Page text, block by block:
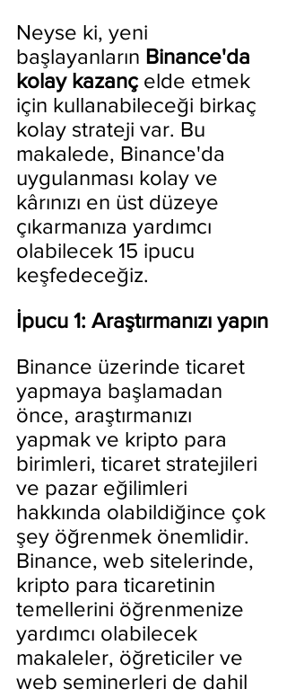
Neyse ki, yeni
başlayanların Binance'da
kolay kazanç elde etmek
için kullanabileceği birkaç
kolay strateji var. Bu
makalede, Binance'da
uygulanması kolay ve
kârınızı en üst düzeye
çıkarmanıza yardımcı
olabilecek 15 ipucu
keşfedeceğiz.
İpucu 1: Araştırmanızı yapın
Binance üzerinde ticaret
yapmaya başlamadan
önce, araştırmanızı
yapmak ve kripto para
birimleri, ticaret stratejileri
ve pazar eğilimleri
hakkında olabildiğince çok
şey öğrenmek önemlidir.
Binance, web sitelerinde,
kripto para ticaretinin
temellerini öğrenmenize
yardımcı olabilecek
makaleler, öğreticiler ve
web seminerleri de dahil